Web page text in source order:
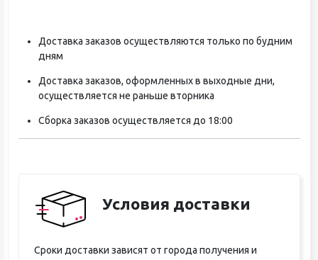
Доставка заказов осуществляются только по будним
дням
Доставка заказов, оформленных в выходные дни,
осуществляется не раньше вторника
Сборка заказов осуществляется до 18:00
Условия доставки
Сроки доставки зависят от города получения и